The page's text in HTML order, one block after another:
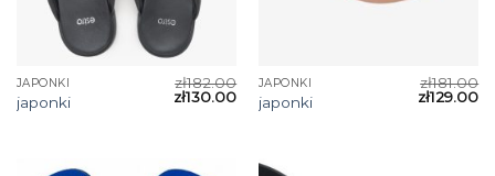
JAPONKI
japonki
zł182.00
zł130.00
JAPONKI
japonki
zł181.00
zł129.00